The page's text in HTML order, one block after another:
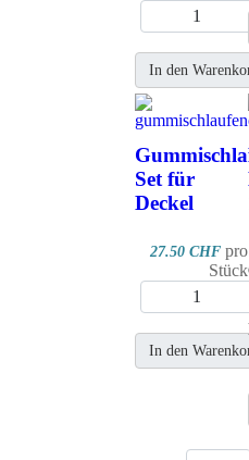
In den
Set für
Deckel
27.50 CHF pro
Stück
In den